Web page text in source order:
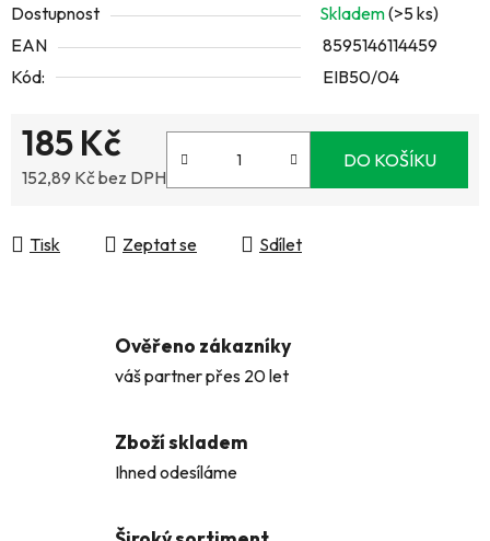
Dostupnost Skladem(>5 ks)
EAN
8595146114459
Kód:
EIB50/04
185 Kč
152,89 Kč bez DPH
DO KOŠÍKU
Tisk Zeptat se Sdílet
Ověřeno zákazníky
váš partner přes 20 let
Zboží skladem
Ihned odesíláme